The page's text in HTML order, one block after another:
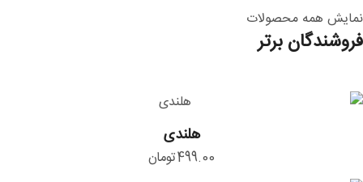
نمایش همه محصولات
فروشندگان برتر
هلندی
499.00تومان